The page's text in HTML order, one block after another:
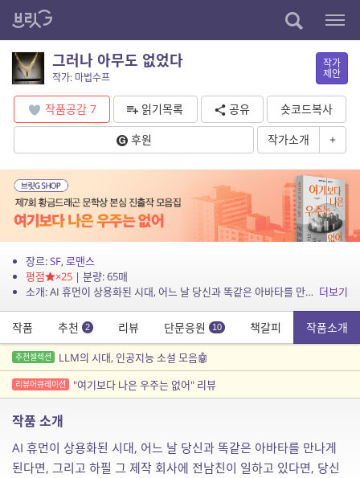
그러나 아무도 없었다
작가: 마법수프
작가
제안
작품공감 7 읽기목록 공유
숏코드복사
후원
작가소개 +
장르:SF,로맨스
평점
×25| 분량: 65매
소개: AI 휴먼이 상용화된 시대, 어느 날 당신과 똑같은 아바타를 만나게 된다면, 그리고 하필 그 제작 회사에 전남친이 일하고 있다면, 당신은 그걸 사랑이라고 받아들일 수 있을까. 이미... 더보기
작품 추천 2 리뷰 단문응원 10 책갈피 작품소개
추천셀렉션 LLM의 시대, 인공지능 소설 모음🤖
리뷰어큐레이션 "여기보다 나은 우주는 없어" 리뷰
작품 소개
AI 휴먼이 상용화된 시대, 어느 날 당신과 똑같은 아바타를 만나게
된다면, 그리고 하필 그 제작 회사에 전남친이 일하고 있다면, 당신